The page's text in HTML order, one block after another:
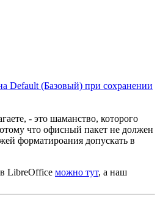
Default (Базовый) при сохранении
- это шаманство, которого
что офисный пакет не должен
форматироания допускать в
LibreOffice можно тут, а наш